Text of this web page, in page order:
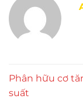
Phân hữu cơ
suất